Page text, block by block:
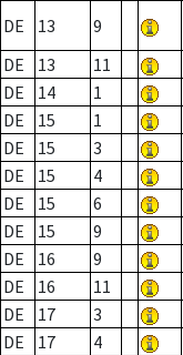
DE 13 9
DE
13 11
DE
14 1
DE
15 1
DE
15 3
DE
15 4
DE
15 6
DE
15 9
DE
16 9
DE
16 11
DE
17 3
DE
17 4